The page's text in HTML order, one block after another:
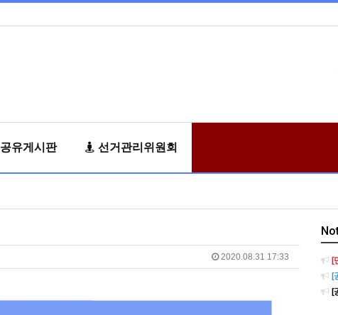
공유게시판 선거관리위원회
2020.08.31 17:33
[
[
[